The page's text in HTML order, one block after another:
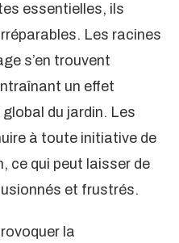
essentielles, ils
Les racines
s’en trouvent
un effet
du jardin. Les
à toute initiative de
ce qui peut laisser de
et frustrés.
la